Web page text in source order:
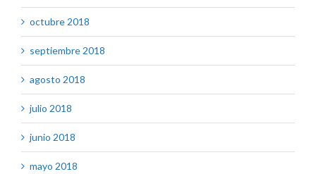
octubre 2018
septiembre 2018
agosto 2018
julio 2018
junio 2018
mayo 2018